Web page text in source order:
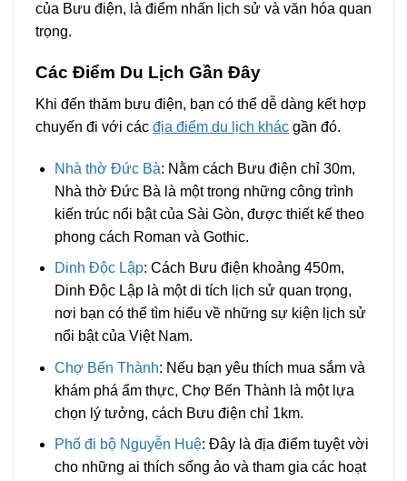
của Bưu điện, là điểm nhấn lịch sử và văn hóa quan
trọng.
Các Điểm Du Lịch Gần Đây
Khi đến thăm bưu điện, bạn có thể dễ dàng kết hợp
chuyến đi với các địa điểm du lịch khác gần đó.
Nhà thờ Đức Bà: Nằm cách Bưu điện chỉ 30m,
Nhà thờ Đức Bà là một trong những công trình
kiến trúc nổi bật của Sài Gòn, được thiết kế theo
phong cách Roman và Gothic.
Dinh Độc Lập: Cách Bưu điện khoảng 450m,
Dinh Độc Lập là một di tích lịch sử quan trọng,
nơi bạn có thể tìm hiểu về những sự kiện lịch sử
nổi bật của Việt Nam.
Chợ Bến Thành: Nếu bạn yêu thích mua sắm và
khám phá ẩm thực, Chợ Bến Thành là một lựa
chọn lý tưởng, cách Bưu điện chỉ 1km.
Phố đi bộ Nguyễn Huệ: Đây là địa điểm tuyệt vời
cho những ai thích sống ảo và tham gia các hoạt